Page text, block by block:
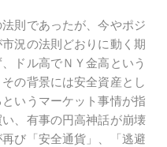
則であったが、今やポジ
況の法則どおりに動く期
ドル高でＮＹ金高という
の背景には安全資産とし
いうマーケット事情が指
、有事の円高神話が崩壊
び「安全通貨」、「逃避